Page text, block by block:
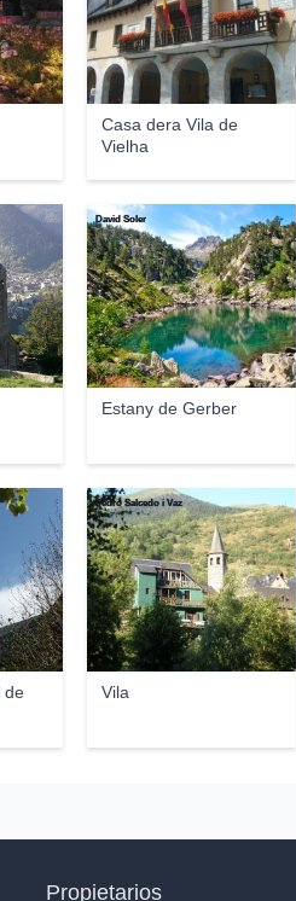
Casa dera Vila de
Vielha
Estany de Gerber
David Soler
de
Vila
Pedro Salcedo i Vaz
Propietarios